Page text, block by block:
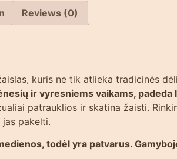
Reviews (0)
kuris ne tik atlieka tradicinės
ir vyresniems vaikams,
patrauklios ir skatina žaisti.
pakelti.
todėl yra patvarus.